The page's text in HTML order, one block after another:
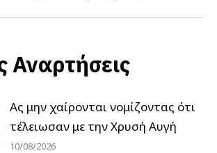
Αναρτήσεις
Ας μην χαίρονται νομίζοντας ότι
τέλειωσαν με την Χρυσή Αυγή
10/08/2026